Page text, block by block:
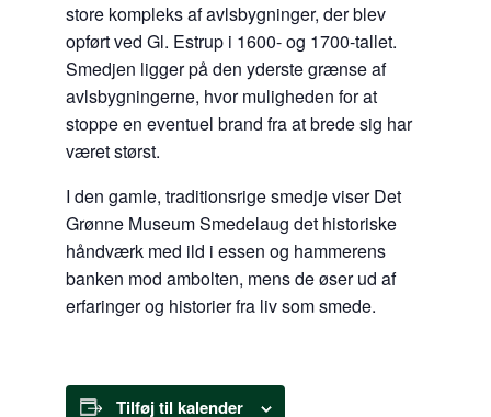
store kompleks af avlsbygninger, der blev
opført ved Gl. Estrup i 1600- og 1700-tallet.
Smedjen ligger på den yderste grænse af
avlsbygningerne, hvor muligheden for at
stoppe en eventuel brand fra at brede sig har
været størst.
I den gamle, traditionsrige smedje viser Det
Grønne Museum Smedelaug det historiske
håndværk med ild i essen og hammerens
banken mod ambolten, mens de øser ud af
erfaringer og historier fra liv som smede.
Tilføj til kalender